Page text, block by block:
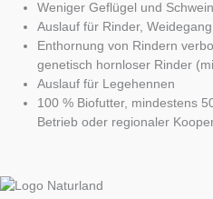
Weniger Geflügel und
Auslauf für Rinder,
Enthornung von Rindern
genetisch hornloser Rinder
Auslauf für Legehennen
100 % Biofutter, mindestens
Betrieb oder regionaler